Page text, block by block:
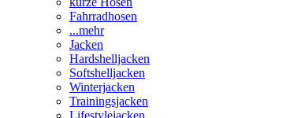
Fahrradhosen
...mehr
Jacken
Hardshelljacken
Softshelljacken
Winterjacken
Trainingsjacken
Lifestylejacken